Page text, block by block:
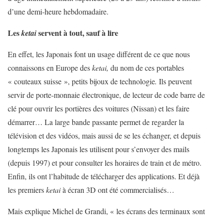
d’une demi-heure hebdomadaire.
Lesketaiservent à tout, sauf à lire
En effet, les Japonais font un usage différent de ce que nous
connaissons en Europe desketai, du nom de ces portables
« couteaux suisse », petits bijoux de technologie. Ils peuvent
servir de porte-monnaie électronique, de lecteur de code barre de
clé pour ouvrir les portières des voitures (Nissan) et les faire
démarrer… La large bande passante permet de regarder la
télévision et des vidéos, mais aussi de se les échanger, et depuis
longtemps les Japonais les utilisent pour s’envoyer des mails
(depuis 1997) et pour consulter les horaires de train et de métro.
Enfin, ils ont l’habitude de télécharger des applications. Et déjà
les premiersketaià écran 3D ont été commercialisés…
Mais explique Michel de Grandi, « les écrans des terminaux sont